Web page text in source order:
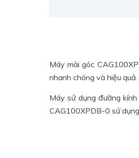
Máy mài góc
nhanh chóng và hiệu
Máy sử dụng đường
CAG100XPDB-0 sử